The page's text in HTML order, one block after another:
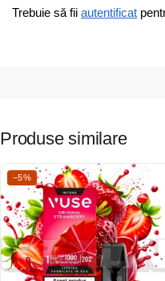
Trebuie să fii autentificat
Produse similare
−5%